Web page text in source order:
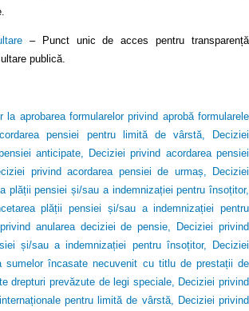
– Punct unic de acces pentru transparență
publică.
la aprobarea formularelor privind aprobă formularele
pensiei pentru limită de vârstă, Deciziei
anticipate, Deciziei privind acordarea pensiei
privind acordarea pensiei de urmaș, Deciziei
plății pensiei și/sau a indemnizației pentru însoțitor,
plății pensiei și/sau a indemnizației pentru
anularea deciziei de pensie, Deciziei privind
și/sau a indemnizației pentru însoțitor, Deciziei
sumelor încasate necuvenit cu titlu de prestații de
drepturi prevăzute de legi speciale, Deciziei privind
pentru limită de vârstă, Deciziei privind